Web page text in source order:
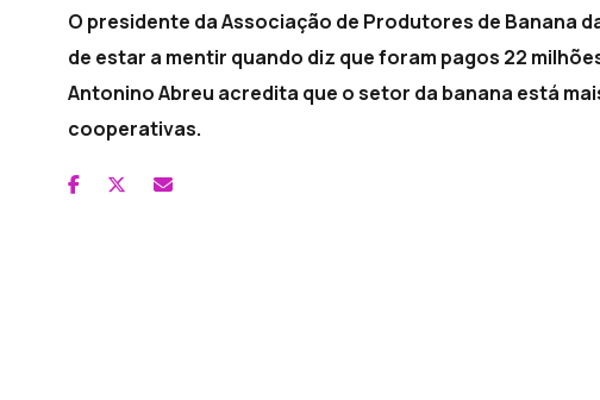
O presidente da Associação de Produtores de Banana
de estar a mentir quando diz que foram pagos 22
Antonino Abreu acredita que o setor da banana está
cooperativas.